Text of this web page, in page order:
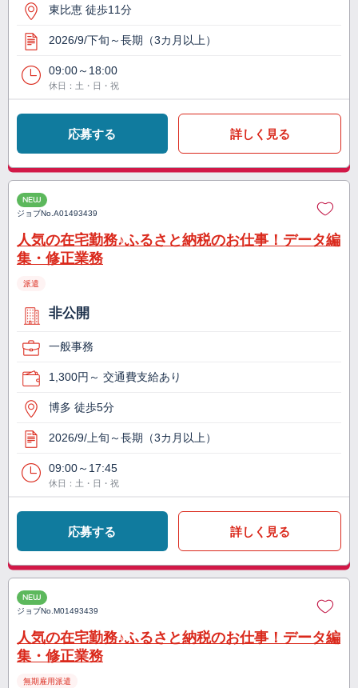
東比恵 徒歩11分
2026/9/下旬～長期（3カ月以上）
09:00～18:00
休日：土・日・祝
応募する 詳しく見る
NEW
ジョブNo.A01493439
人気の在宅勤務♪ふるさと納税のお仕事！データ編
集・修正業務
派遣
非公開
一般事務
1,300円～ 交通費支給あり
博多 徒歩5分
2026/9/上旬～長期（3カ月以上）
09:00～17:45
休日：土・日・祝
応募する 詳しく見る
NEW
ジョブNo.M01493439
人気の在宅勤務♪ふるさと納税のお仕事！データ編
集・修正業務
無期雇用派遣